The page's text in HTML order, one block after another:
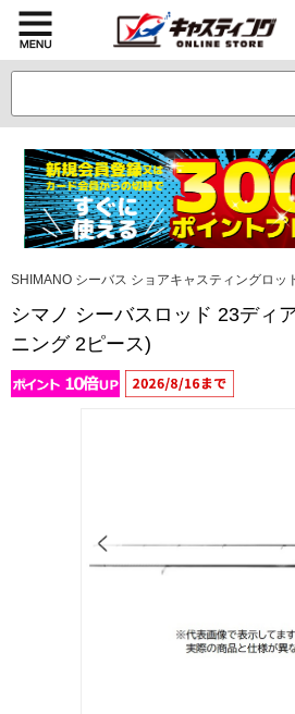
SHIMANO シーバス ショアキャスティングロッ
シマノ シーバスロッド 23ディ
ニング 2ピース)